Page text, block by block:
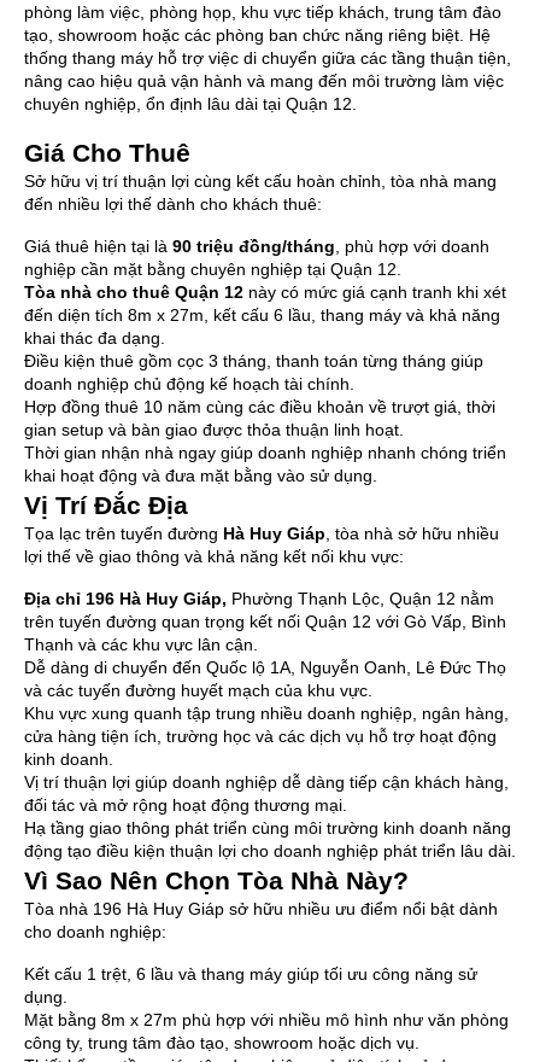
phòng làm việc, phòng họp, khu vực tiếp khách, trung tâm đào
tạo, showroom hoặc các phòng ban chức năng riêng biệt. Hệ
thống thang máy hỗ trợ việc di chuyển giữa các tầng thuận tiện,
nâng cao hiệu quả vận hành và mang đến môi trường làm việc
chuyên nghiệp, ổn định lâu dài tại Quận 12.
Giá Cho Thuê
Sở hữu vị trí thuận lợi cùng kết cấu hoàn chỉnh, tòa nhà mang
đến nhiều lợi thế dành cho khách thuê:
Giá thuê hiện tại là 90 triệu đồng/tháng , phù hợp với doanh
nghiệp cần mặt bằng chuyên nghiệp tại Quận 12.
Tòa nhà cho thuê Quận 12 này có mức giá cạnh tranh khi xét
đến diện tích 8m x 27m, kết cấu 6 lầu, thang máy và khả năng
khai thác đa dạng.
Điều kiện thuê gồm cọc 3 tháng, thanh toán từng tháng giúp
doanh nghiệp chủ động kế hoạch tài chính.
Hợp đồng thuê 10 năm cùng các điều khoản về trượt giá, thời
gian setup và bàn giao được thỏa thuận linh hoạt.
Thời gian nhận nhà ngay giúp doanh nghiệp nhanh chóng triển
khai hoạt động và đưa mặt bằng vào sử dụng.
Vị Trí Đắc Địa
Tọa lạc trên tuyến đường Hà Huy Giáp , tòa nhà sở hữu nhiều
lợi thế về giao thông và khả năng kết nối khu vực:
Địa chỉ 196 Hà Huy Giáp, Phường Thạnh Lộc, Quận 12 nằm
trên tuyến đường quan trọng kết nối Quận 12 với Gò Vấp, Bình
Thạnh và các khu vực lân cận.
Dễ dàng di chuyển đến Quốc lộ 1A, Nguyễn Oanh, Lê Đức Thọ
và các tuyến đường huyết mạch của khu vực.
Khu vực xung quanh tập trung nhiều doanh nghiệp, ngân hàng,
cửa hàng tiện ích, trường học và các dịch vụ hỗ trợ hoạt động
kinh doanh.
Vị trí thuận lợi giúp doanh nghiệp dễ dàng tiếp cận khách hàng,
đối tác và mở rộng hoạt động thương mại.
Hạ tầng giao thông phát triển cùng môi trường kinh doanh năng
động tạo điều kiện thuận lợi cho doanh nghiệp phát triển lâu dài.
Vì Sao Nên Chọn Tòa Nhà Này?
Tòa nhà 196 Hà Huy Giáp sở hữu nhiều ưu điểm nổi bật dành
cho doanh nghiệp:
Kết cấu 1 trệt, 6 lầu và thang máy giúp tối ưu công năng sử
dụng.
Mặt bằng 8m x 27m phù hợp với nhiều mô hình như văn phòng
công ty, trung tâm đào tạo, showroom hoặc dịch vụ.